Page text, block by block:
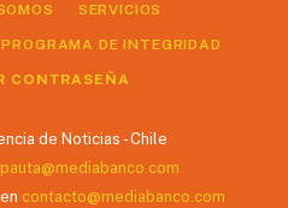
SERVICIOS
PROGRAMA DE INTEGRIDAD
CONTRASEÑA
de Noticias - Chile
pauta@mediabanco.com
contacto@mediabanco.com